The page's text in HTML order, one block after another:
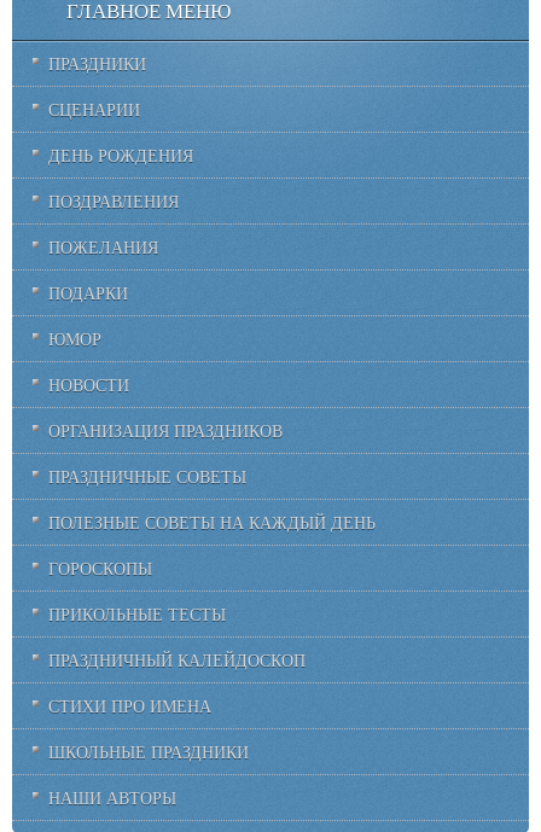
ГЛАВНОЕ МЕНЮ
ПРАЗДНИКИ
СЦЕНАРИИ
ДЕНЬ РОЖДЕНИЯ
ПОЗДРАВЛЕНИЯ
ПОЖЕЛАНИЯ
ПОДАРКИ
ЮМОР
НОВОСТИ
ОРГАНИЗАЦИЯ ПРАЗДНИКОВ
ПРАЗДНИЧНЫЕ СОВЕТЫ
ПОЛЕЗНЫЕ СОВЕТЫ НА КАЖДЫЙ ДЕНЬ
ГОРОСКОПЫ
ПРИКОЛЬНЫЕ ТЕСТЫ
ПРАЗДНИЧНЫЙ КАЛЕЙДОСКОП
СТИХИ ПРО ИМЕНА
ШКОЛЬНЫЕ ПРАЗДНИКИ
НАШИ АВТОРЫ